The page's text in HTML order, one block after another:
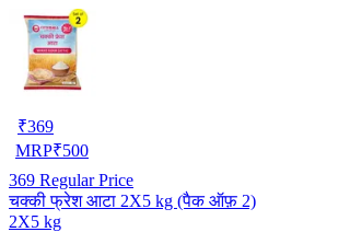
₹369
MRP₹500
369 Regular Price
चक्की फ्रेश आटा 2X5 kg (पैक ऑफ़ 2)
2X5 kg